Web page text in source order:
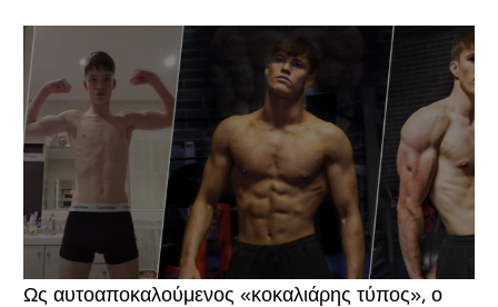
Ως αυτοαποκαλούμενος «κοκαλιάρης τύπος», ο